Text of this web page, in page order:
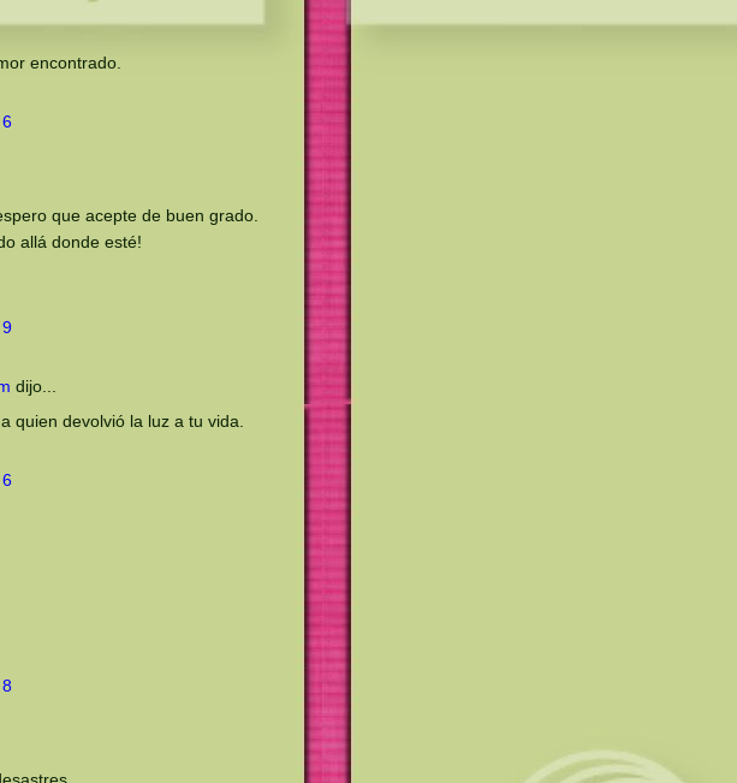
encontrado.
que acepte de buen grado.
allá donde esté!
dijo...
quien devolvió la luz a tu vida.